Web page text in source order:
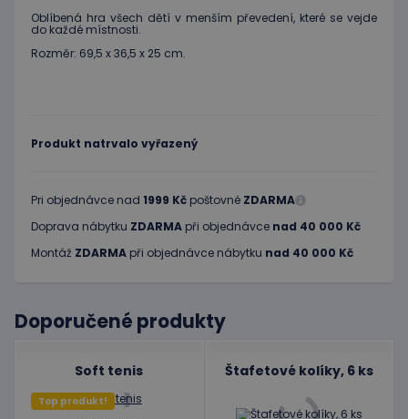
Oblíbená hra všech dětí v menším převedení, které se vejde
do každé místnosti.
Rozměr: 69,5 x 36,5 x 25 cm.
Produkt natrvalo vyřazený
Pri objednávce nad 1999 Kč poštovné ZDARMA
Doprava nábytku ZDARMA při objednávce nad 40 000 Kč
Montáž ZDARMA při objednávce nábytku nad 40 000 Kč
Doporučené produkty
Soft tenis
Top produkt!
Štafetové kolíky, 6 ks